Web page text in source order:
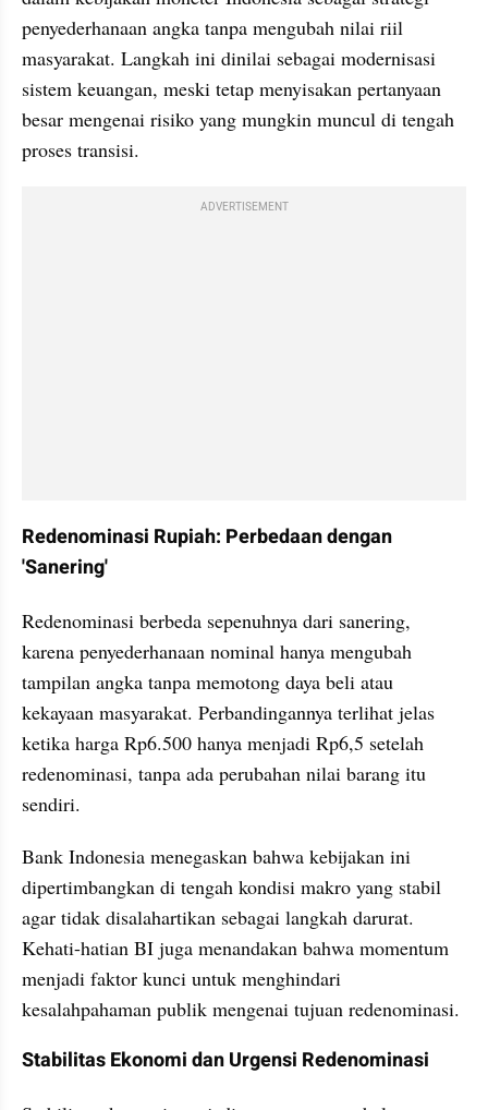
penyederhanaan angka tanpa mengubah nilai riil
masyarakat. Langkah ini dinilai sebagai modernisasi
sistem keuangan, meski tetap menyisakan pertanyaan
besar mengenai risiko yang mungkin muncul di tengah
proses transisi.
ADVERTISEMENT
Redenominasi Rupiah: Perbedaan dengan
'Sanering'
Redenominasi berbeda sepenuhnya dari sanering,
karena penyederhanaan nominal hanya mengubah
tampilan angka tanpa memotong daya beli atau
kekayaan masyarakat. Perbandingannya terlihat jelas
ketika harga Rp6.500 hanya menjadi Rp6,5 setelah
redenominasi, tanpa ada perubahan nilai barang itu
sendiri.
Bank Indonesia menegaskan bahwa kebijakan ini
dipertimbangkan di tengah kondisi makro yang stabil
agar tidak disalahartikan sebagai langkah darurat.
Kehati-hatian BI juga menandakan bahwa momentum
menjadi faktor kunci untuk menghindari
kesalahpahaman publik mengenai tujuan redenominasi.
Stabilitas Ekonomi dan Urgensi Redenominasi